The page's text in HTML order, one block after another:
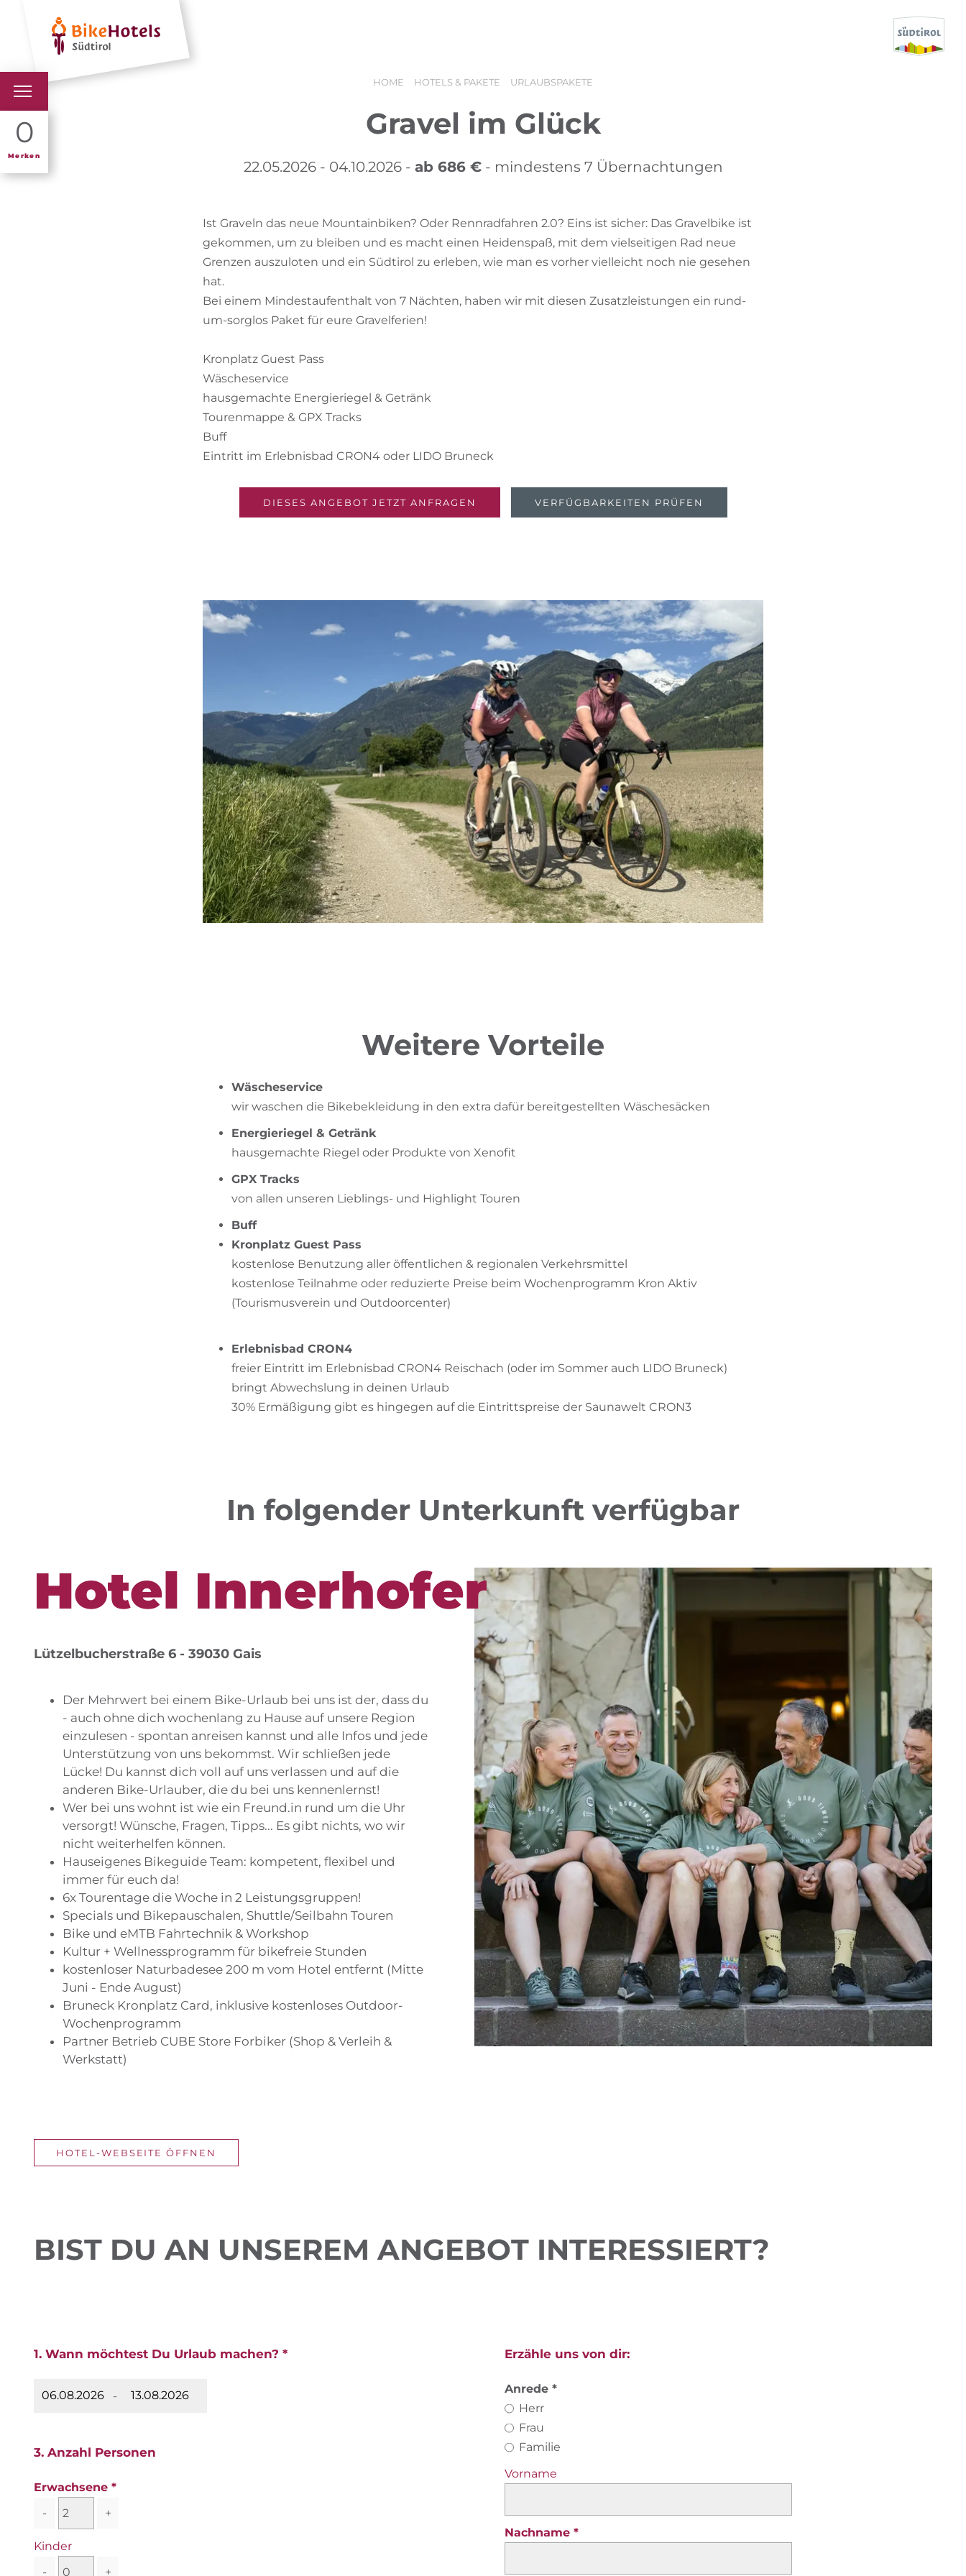
0
Merken
HOTELS & PAKETE
SÜDTIROL & WIR
SCHLUSSLICHTER
HOME HOTELS & PAKETE URLAUBSPAKETE
Gravel im Glück
22.05.2026 - 04.10.2026 - ab 686 €- mindestens 7 Übernachtungen
Ist Graveln das neue Mountainbiken? Oder Rennradfahren 2.0? Eins ist sicher: Das Gravelbike ist
gekommen, um zu bleiben und es macht einen Heidenspaß, mit dem vielseitigen Rad neue
Grenzen auszuloten und ein Südtirol zu erleben, wie man es vorher vielleicht noch nie gesehen
hat.
Bei einem Mindestaufenthalt von 7 Nächten, haben wir mit diesen Zusatzleistungen ein rund-
um-sorglos Paket für eure Gravelferien!
Kronplatz Guest Pass
Wäscheservice
hausgemachte Energieriegel & Getränk
Tourenmappe & GPX Tracks
Buff
Eintritt im Erlebnisbad CRON4 oder LIDO Bruneck
DIESES ANGEBOT JETZT ANFRAGEN VERFÜGBARKEITEN PRÜFEN
Weitere Vorteile
Wäscheservice
wir waschen die Bikebekleidung in den extra dafür bereitgestellten Wäschesäcken
Energieriegel & Getränk
hausgemachte Riegel oder Produkte von Xenofit
GPX Tracks
von allen unseren Lieblings- und Highlight Touren
Buff
Kronplatz Guest Pass
kostenlose Benutzung aller öffentlichen & regionalen Verkehrsmittel
kostenlose Teilnahme oder reduzierte Preise beim Wochenprogramm Kron Aktiv
(Tourismusverein und Outdoorcenter)
Erlebnisbad CRON4
freier Eintritt im Erlebnisbad CRON4 Reischach (oder im Sommer auch LIDO Bruneck)
bringt Abwechslung in deinen Urlaub
30% Ermäßigung gibt es hingegen auf die Eintrittspreise der Saunawelt CRON3
In folgender Unterkunft verfügbar
Hotel Innerhofer
Lützelbucherstraße 6 - 39030 Gais
Der Mehrwert bei einem Bike-Urlaub bei uns ist der, dass du
- auch ohne dich wochenlang zu Hause auf unsere Region
einzulesen - spontan anreisen kannst und alle Infos und jede
Unterstützung von uns bekommst. Wir schließen jede
Lücke! Du kannst dich voll auf uns verlassen und auf die
anderen Bike-Urlauber, die du bei uns kennenlernst!
Wer bei uns wohnt ist wie ein Freund.in rund um die Uhr
versorgt! Wünsche, Fragen, Tipps... Es gibt nichts, wo wir
nicht weiterhelfen können.
Hauseigenes Bikeguide Team: kompetent, flexibel und
immer für euch da!
6x Tourentage die Woche in 2 Leistungsgruppen!
Specials und Bikepauschalen, Shuttle/Seilbahn Touren
Bike und eMTB Fahrtechnik & Workshop
Kultur + Wellnessprogramm für bikefreie Stunden
kostenloser Naturbadesee 200 m vom Hotel entfernt (Mitte
Juni - Ende August)
Bruneck Kronplatz Card, inklusive kostenloses Outdoor-
Wochenprogramm
Partner Betrieb CUBE Store Forbiker (Shop & Verleih &
Werkstatt)
HOTEL-WEBSEITE ÖFFNEN
BIST DU AN UNSEREM ANGEBOT INTERESSIERT?
1. Wann möchtest Du Urlaub machen? *
-
3. Anzahl Personen
Erwachsene
-
+
Kinder
-
+
Erzähle uns von dir:
Anrede
Herr
Frau
Familie
Vorname
Nachname